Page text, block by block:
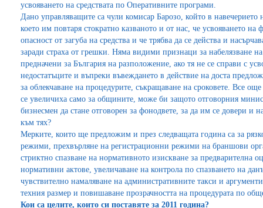
усвояването на средствата по Оперативните програми.
Дано управляващите са чули комисар Барозо, който в
което им повтаря стократно казваното и от нас, че усвояването
опасност от загуба на средства и че трябва да се действа и
заради страха от грешки. Няма видими признаци за набелязване
предначени за България на разположение, ако тя не се справи с
недостатъците и въпреки въвеждането в действие на доста
за облекчаване на процедурите, съкращаване на сроковете. Все
се увеличиха само за общините, може би защото отговорния
бизнесмен да стане отговорен за фонодвете, за да им се довери и
към тях?
Мерките, които ще предложим и през следващата година са за
режими, прехвърляне на регистрационни режими на браншови
стриктно спазване на нормативното изискване за предварителна
нормативни актове, увеличаване на контрола по спазването на
чувствително намаляване на административните такси и
техния размер и повишаване прозрачността на процедурата по
Кои са целите, които си поставяте за 2011 година?